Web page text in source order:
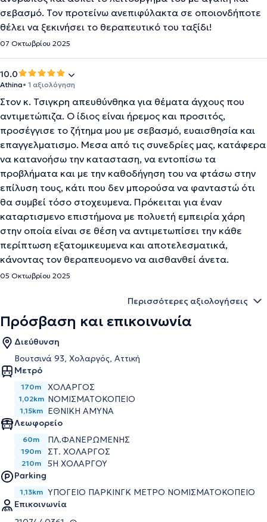
σεβασμό. Τον προτείνω ανεπιφύλακτα σε οποιονδήποτε
θέλει να ξεκινήσει το θεραπευτικό του ταξίδι!
07 Οκτωβρίου 2025
10.0
Athina• 1 αξιολόγηση
Στον κ. Τσιγκρη απευθύνθηκα για θέματα άγχους που
αντιμετώπιζα. Ο ίδιος είναι ήρεμος και προσιτός,
προσέγγισε το ζήτημα μου με σεβασμό, ευαισθησία και
επαγγελματισμο. Μεσα από τις συνεδρίες μας, κατάφερα
να κατανοήσω την κατασταση, να εντοπίσω τα
προβλήματα και με την καθοδήγηση του να φτάσω στην
επίλυση τους, κάτι που δεν μπορούσα να φανταστώ ότι
θα συμβεί τόσο στοχευμενα. Πρόκειται για έναν
καταρτισμενο επιστήμονα με πολυετή εμπειρία χάρη
στην οποία είναι σε θέση να αντιμετωπίσει την κάθε
περίπτωση εξατομικευμενα και αποτελεσματικά,
κάνοντας τον θεραπευομενο να αισθανθεί άνετα.
05 Οκτωβρίου 2025
Περισσότερες αξιολογήσεις
Πρόσβαση και επικοινωνία
Διεύθυνση
Βουτσινά 93, Χολαργός, Αττική
Μετρό
170m ΧΟΛΑΡΓΌΣ
1,02km ΝΟΜΙΣΜΑΤΟΚΟΠΕΊΟ
1,15km
ΕΘΝΙΚΉ ΆΜΥΝΑ
Λεωφορείο
60m ΠΛ.ΦΑΝΕΡΩΜΕΝΗΣ
190m ΣΤ. ΧΟΛΑΡΓΟΣ
210m
5Η ΧΟΛΑΡΓΟΥ
Parking
1,13km ΥΠΌΓΕΙΟ ΠΆΡΚΙΝΓΚ ΜΕΤΡΌ ΝΟΜΙΣΜΑΤΟΚΟΠΕΊΟ
Επικοινωνία